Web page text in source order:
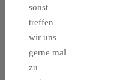
sonst
treffen
wir uns
gerne mal
zu